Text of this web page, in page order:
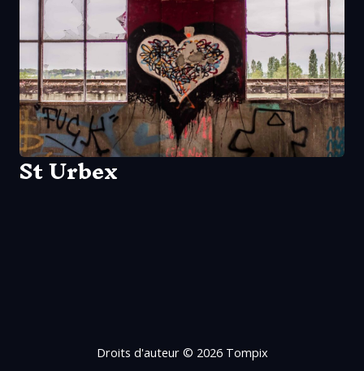
St Urbex
Droits d'auteur © 2026 Tompix